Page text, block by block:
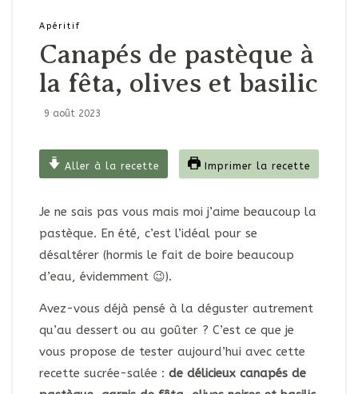
Apéritif
Canapés de pastèque à
la fêta, olives et basilic
9 août 2023
Aller à la recette Imprimer la recette
Je ne sais pas vous mais moi j’aime beaucoup la
pastèque. En été, c’est l’idéal pour se
désaltérer (hormis le fait de boire beaucoup
d’eau, évidemment 😉).
Avez-vous déjà pensé à la déguster autrement
qu’au dessert ou au goûter ? C’est ce que je
vous propose de tester aujourd’hui avec cette
recette sucrée-salée : de délicieux canapés de